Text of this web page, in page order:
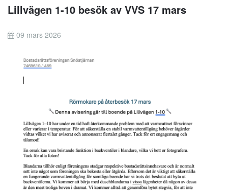
Lillvägen 1-10 besök av VVS 17 mars
09 mars 2026